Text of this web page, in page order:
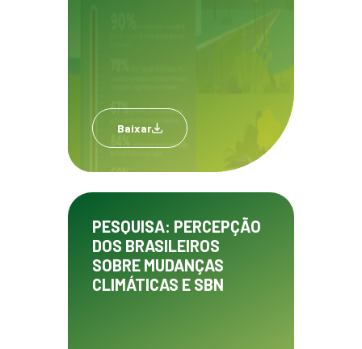
Baixar
PESQUISA: PERCEPÇÃO
DOS BRASILEIROS
SOBRE MUDANÇAS
CLIMÁTICAS E SBN